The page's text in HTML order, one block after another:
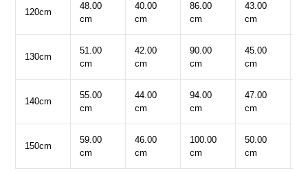
120cm
48.00
cm
40.00
cm
86.00
cm
43.00
cm
130cm
51.00
cm
42.00
cm
90.00
cm
45.00
cm
140cm
55.00
cm
44.00
cm
94.00
cm
47.00
cm
150cm
59.00
cm
46.00
cm
100.00
cm
50.00
cm